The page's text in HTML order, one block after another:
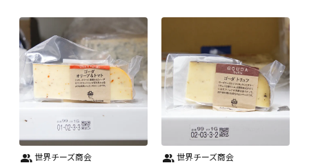
世界チーズ商会
世界チーズ商会